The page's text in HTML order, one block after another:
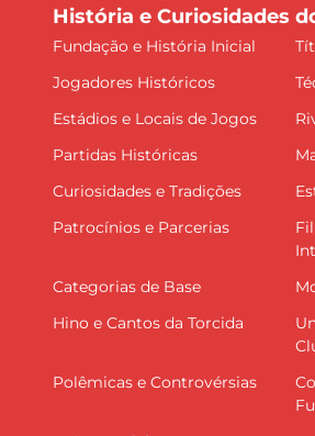
História e Curiosidades
Fundação e História Inicial
Jogadores Históricos
Estádios e Locais de Jogos
Partidas Históricas
Curiosidades e Tradições
Patrocínios e Parcerias
Categorias de Base
Hino e Cantos da Torcida
Polêmicas e Controvérsias